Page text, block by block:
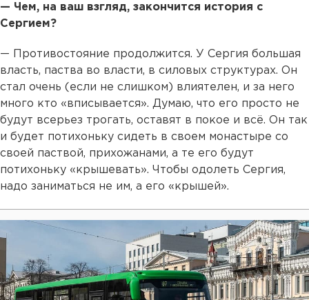
— Чем, на ваш взгляд, закончится история с
Сергием?
— Противостояние продолжится. У Сергия большая
власть, паства во власти, в силовых структурах. Он
стал очень (если не слишком) влиятелен, и за него
много кто «вписывается». Думаю, что его просто не
будут всерьез трогать, оставят в покое и всё. Он так
и будет потихоньку сидеть в своем монастыре со
своей паствой, прихожанами, а те его будут
потихоньку «крышевать». Чтобы одолеть Сергия,
надо заниматься не им, а его «крышей».